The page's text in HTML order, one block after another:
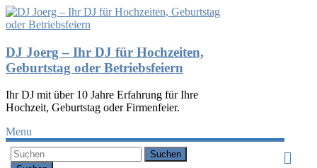
DJ Joerg – Ihr DJ für Hochzeiten,
Geburtstag oder Betriebsfeiern
Ihr DJ mit über 10 Jahre Erfahrung für Ihre
Hochzeit, Geburtstag oder Firmenfeier.
Menu
Suchen